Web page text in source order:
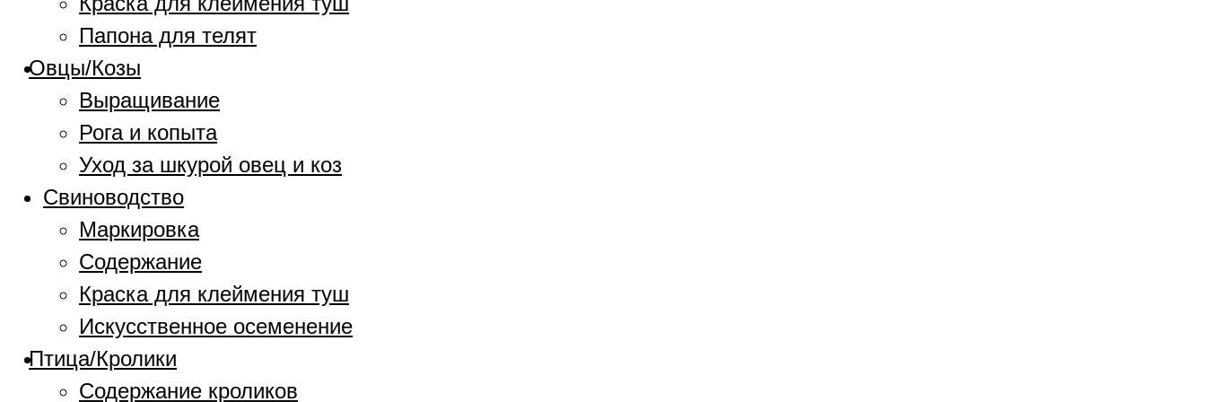
Папона для телят
Овцы/Козы
Выращивание
Рога и копыта
Уход за шкурой овец и коз
Свиноводство
Маркировка
Содержание
Краска для клеймения туш
Искусственное осеменение
Птица/Кролики
Содержание кроликов